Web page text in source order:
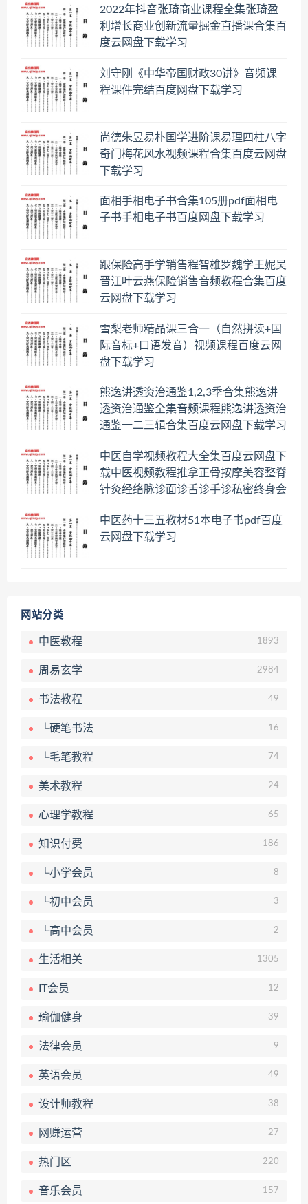
2022年抖音张琦商业课程全集张琦盈
利增长商业创新流量掘金直播课合集百
度云网盘下载学习
刘守刚《中华帝国财政30讲》音频课
程课件完结百度网盘下载学习
尚德朱昱易朴国学进阶课易理四柱八字
奇门梅花风水视频课程合集百度云网盘
下载学习
面相手相电子书合集105册pdf面相电
子书手相电子书百度网盘下载学习
跟保险高手学销售程智雄罗魏学王妮吴
晋江叶云燕保险销售音频教程合集百度
云网盘下载学习
雪梨老师精品课三合一（自然拼读+国
际音标+口语发音）视频课程百度云网
盘下载学习
熊逸讲透资治通鉴1,2,3季合集熊逸讲
透资治通鉴全集音频课程熊逸讲透资治
通鉴一二三辑合集百度云网盘下载学习
中医自学视频教程大全集百度云网盘下
载中医视频教程推拿正骨按摩美容整脊
针灸经络脉诊面诊舌诊手诊私密终身会
中医药十三五教材51本电子书pdf百度
云网盘下载学习
网站分类
中医教程 1893
周易玄学 2984
书法教程 49
└硬笔书法 16
└毛笔教程 74
美术教程 24
心理学教程 65
知识付费 186
└小学会员 8
└初中会员 3
└高中会员 2
生活相关 1305
IT会员 12
瑜伽健身 39
法律会员 9
英语会员 49
设计师教程 38
网赚运营 27
热门区 220
音乐会员 157